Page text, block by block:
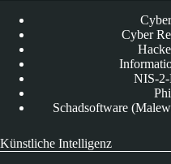
Cyber
NIS-
Schadsoftware
Künstliche Intelligenz